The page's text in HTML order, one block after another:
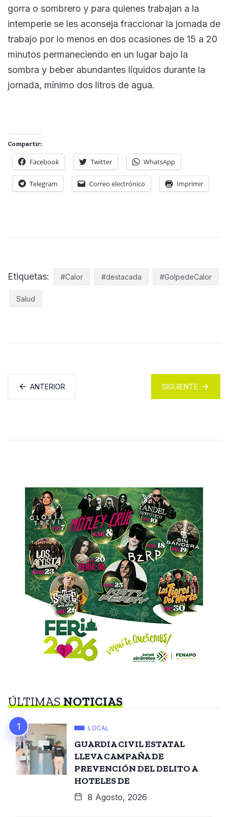
gorra o sombrero y para quienes trabajan a la
intemperie se les aconseja fraccionar la jornada de
trabajo por lo menos en dos ocasiones de 15 a 20
minutos permaneciendo en un lugar bajo la
sombra y beber abundantes líquidos durante la
jornada, mínimo dos litros de agua.
Compartir:
Facebook Twitter WhatsApp
Telegram Correo electrónico Imprimir
Etiquetas: #Calor #destacada #GolpedeCalor
Salud
ANTERIOR SIGUIENTE
ÚLTIMASNOTICIAS
LOCAL
GUARDIA CIVIL ESTATAL
LLEVA CAMPAÑA DE
PREVENCIÓN DEL DELITO A
HOTELES DE
8 Agosto, 2026